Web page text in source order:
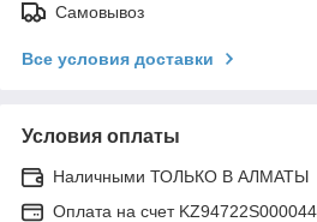
Самовывоз
Все условия доставки
Условия оплаты
Наличными ТОЛЬКО В АЛМАТЫ
Оплата на счет